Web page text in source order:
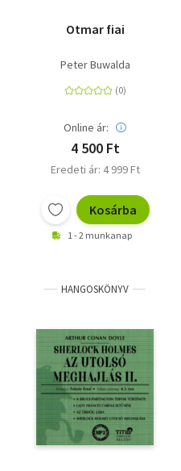
Otmar fiai
Peter Buwalda
Online ár:
4 500 Ft
Eredeti ár: 4 999 Ft
Kosárba
1 - 2 munkanap
HANGOSKÖNYV